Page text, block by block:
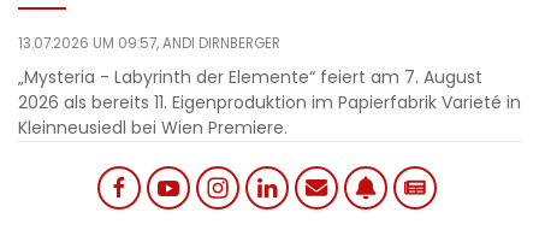
13.07.2026 UM 09:57,ANDI DIRNBERGER
„Mysteria - Labyrinth der Elemente“ feiert am 7. August
2026 als bereits 11. Eigenproduktion im Papierfabrik Varieté in
Kleinneusiedl bei Wien Premiere.